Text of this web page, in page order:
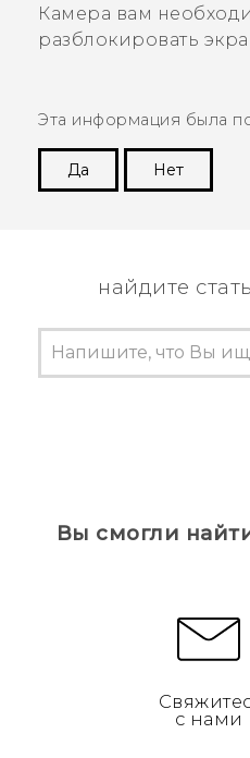
Камера вам
разблокировать
Эта информация была
Да
Нет
найдите
Вы смогли
с нами